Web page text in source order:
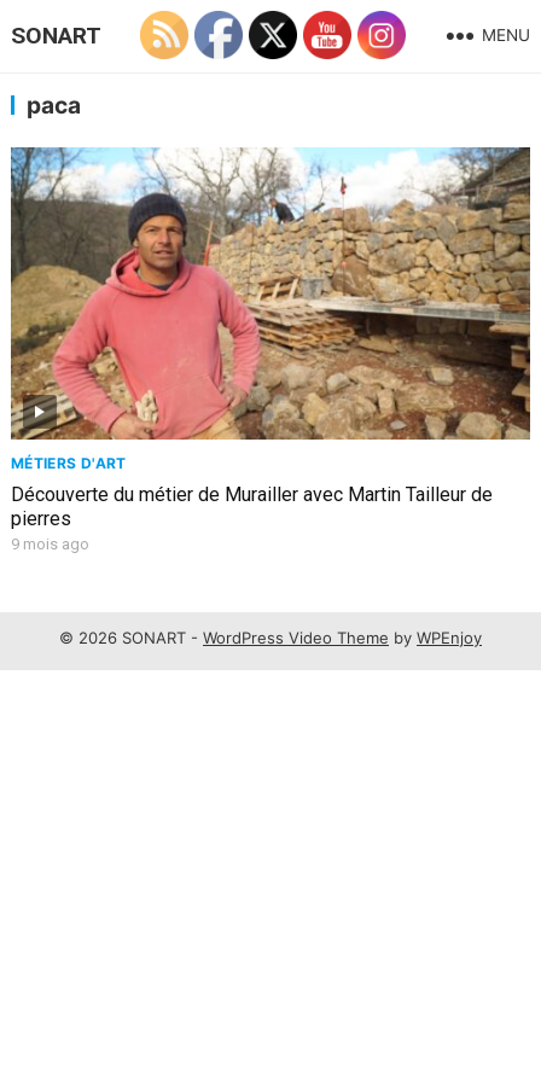
SONART MENU
paca
MÉTIERS D'ART
Découverte du métier de Murailler avec Martin Tailleur de
pierres
9 mois ago
© 2026 SONART - WordPress Video Theme by WPEnjoy